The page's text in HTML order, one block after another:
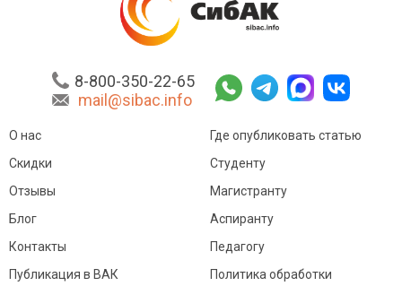
8-800-350-22-65
mail@sibac.info
О нас
Скидки
Отзывы
Блог
Контакты
Где опубликовать статью
Студенту
Магистранту
Аспиранту
Педагогу
Публикация в ВАК
Политика обработки